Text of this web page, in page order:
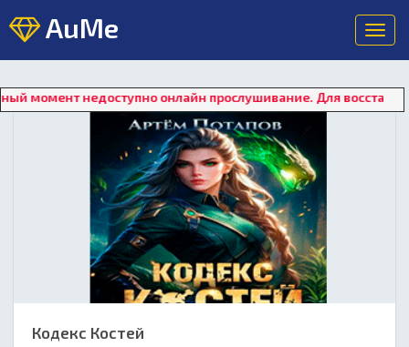
AuMe
онлайн прослушивание. Для восстановления
Кодекс Костей